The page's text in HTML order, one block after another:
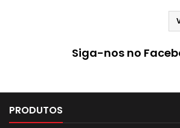
Siga-nos no
PRODUTOS